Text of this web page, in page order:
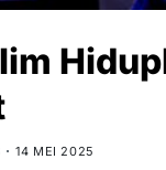
14 MEI 2025